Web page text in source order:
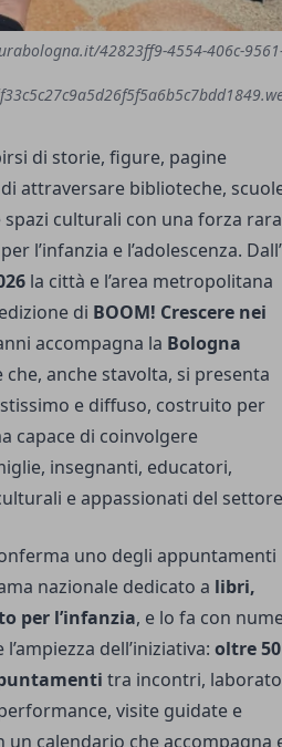
42823ff9-4554-406c-
di storie, figure, pagine
attraversare biblioteche,
culturali con una forza
l’infanzia e l’adolescenza. Dall’
la città e l’area metropolitana
di BOOM! Crescere nei
accompagna la Bologna
che, anche stavolta, si presenta
e diffuso, costruito per
capace di coinvolgere
insegnanti, educatori,
e appassionati del
uno degli appuntamenti
nazionale dedicato a libri,
per l’infanzia, e lo fa con
dell’iniziativa: oltre 50
tra incontri,
visite guidate e
un calendario che accompagna